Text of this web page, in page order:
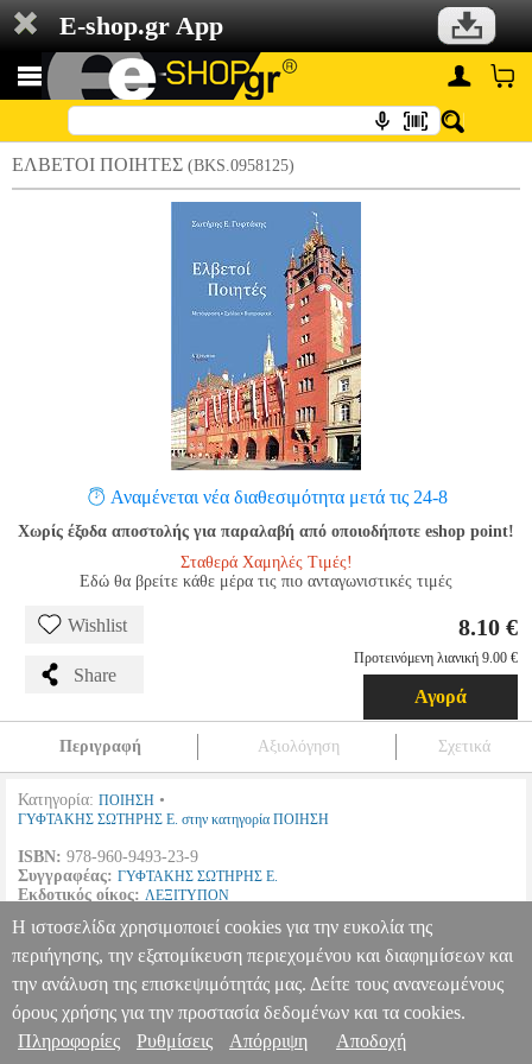
E-shop.gr App
ΕΛΒΕΤΟΙ ΠΟΙΗΤΕΣ (BKS.0958125)
Αναμένεται νέα διαθεσιμότητα μετά τις 24-8
Χωρίς έξοδα αποστολής για παραλαβή από οποιοδήποτε eshop point!
Σταθερά Χαμηλές Τιμές!
Εδώ θα βρείτε κάθε μέρα τις πιο ανταγωνιστικές τιμές
Wishlist
Share
8.10 €
Προτεινόμενη λιανική 9.00 €
Αγορά
Περιγραφή Αξιολόγηση Σχετικά
Κατηγορία: ΠΟΙΗΣΗ •
ΓΥΦΤΑΚΗΣ ΣΩΤΗΡΗΣ Ε. στην κατηγορία ΠΟΙΗΣΗ
ISBN: 978-960-9493-23-9
Συγγραφέας: ΓΥΦΤΑΚΗΣ ΣΩΤΗΡΗΣ Ε.
Εκδοτικός οίκος: ΛΕΞΙΤΥΠΟΝ
Διαστάσεις:17Χ24
Ημερομηνία Έκδοσης: 2010
ΕΛΒΕΤΟΙ ΠΟΙΗΤΕΣ BKS.0958125 BKS.0958125 ΓΥΦΤΑΚΗΣ
ΣΩΤΗΡΗΣ Ε. ΓΥΦΤΑΚΗΣ ΣΩΤΗΡΗΣ Ε. ΠΟΙΗΣΗ Κατηγορία:
ΠΟΙΗΣΗ •ΓΥΦΤΑΚΗΣ ΣΩΤΗΡΗΣ Ε. στην κατηγορία ΠΟΙΗΣΗ
ISBN: 978-960-9493-23-9 Συγγραφέας: ΓΥΦΤΑΚΗΣ ΣΩΤΗΡΗΣ Ε.
Πληροφορίες & Υπηρεσίες >
Η ιστοσελίδα χρησιμοποιεί cookies για την ευκολία της
περιήγησης, την εξατομίκευση περιεχομένου και διαφημίσεων και
την ανάλυση της επισκεψιμότητάς μας. Δείτε τους ανανεωμένους
όρους χρήσης για την προστασία δεδομένων και τα cookies.
Πληροφορίες
Ρυθμίσεις Απόρριψη Αποδοχή